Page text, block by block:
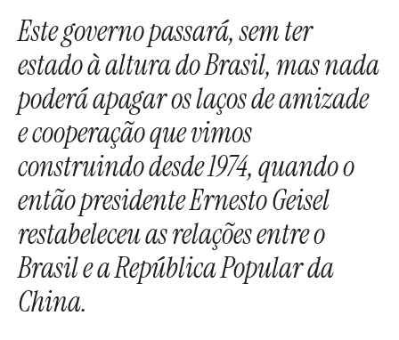
Este governo passará, sem ter
estado à altura do Brasil, mas nada
poderá apagar os laços de amizade
e cooperação que vimos
construindo desde 1974, quando o
então presidente Ernesto Geisel
restabeleceu as relações entre o
Brasil e a República Popular da
China.